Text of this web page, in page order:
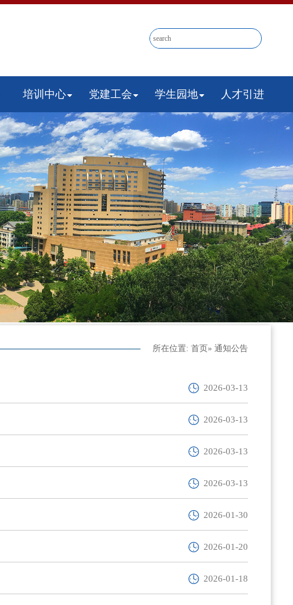
培训中心 党建工会 学生园地 人才引进
所在位置: 首页 » 通知公告
2026-03-13
2026-03-13
2026-03-13
2026-03-13
2026-01-30
2026-01-20
2026-01-18